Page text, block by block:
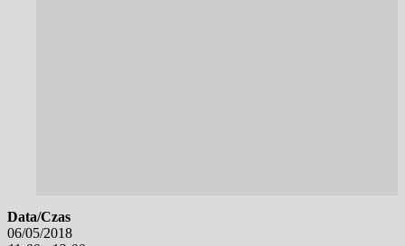
Data/Czas
06/05/2018